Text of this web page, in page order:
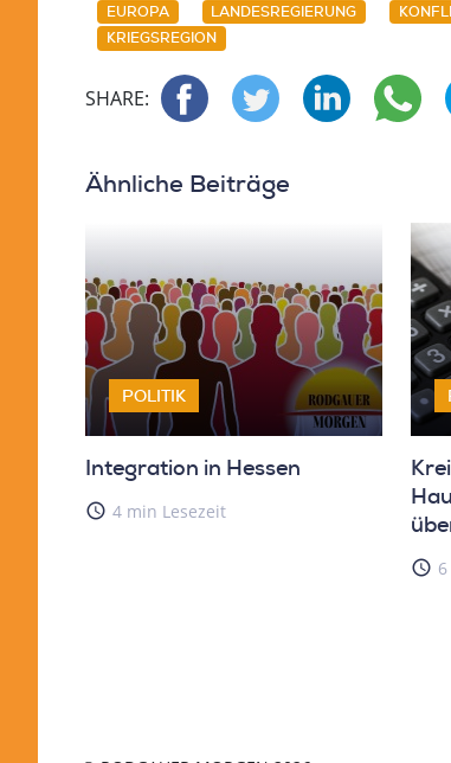
EUROPA
LANDESREGIERUNG
KRIEGSREGION
SHARE:
Ähnliche Beiträge
POLITIK
Integration in Hessen
access_time 4 min Lesezeit
access_time